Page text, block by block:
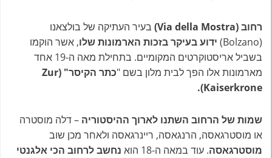
רחוב (Via della Mostra)
בעיר העתיקה של בולצאנו
(Bolzano)
ידוע בעיקר בזכות הארמונות שלו, אשר הוקמו
בשביל אריסטוקרטים המקומיים. בתחילת מאה ה-19 אחד
מארמונות אלו הפך לבית מלון בשם "
כתר הקיסר" (Zur
Kaiserkrone).
שמות של הרחוב השתנו לארוך ההיסטוריה – דלה מוסטרה
או מוסטרגאסה, הרנגאסה, ריינרגאסה ולאחר מכן שוב
מוסטרגאסה. עוד במאה ה-18 הוא
נחשב לרחוב הכי אלגנטי